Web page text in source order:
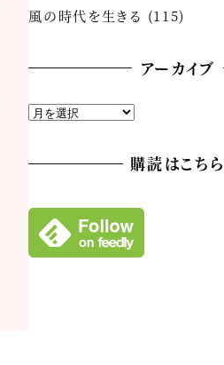
風の時代を生きる (115)
アーカイブ
ア
ブ
購読はこちら